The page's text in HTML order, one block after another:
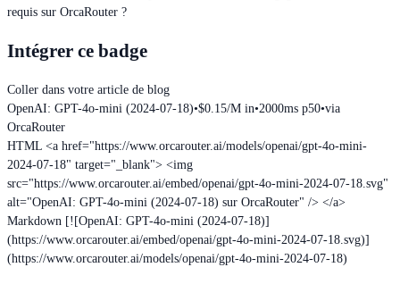
requis sur OrcaRouter ?
Intégrer ce badge
Coller dans votre article de blog
OpenAI: GPT-4o-mini (2024-07-18)•$0.15/M in•2000ms p50•via
OrcaRouter
HTML <a href="https://www.orcarouter.ai/models/openai/gpt-4o-mini-
2024-07-18" target="_blank"> <img
src="https://www.orcarouter.ai/embed/openai/gpt-4o-mini-2024-07-18.svg"
alt="OpenAI: GPT-4o-mini (2024-07-18) sur OrcaRouter" /> </a>
Markdown [![OpenAI: GPT-4o-mini (2024-07-18)]
(https://www.orcarouter.ai/embed/openai/gpt-4o-mini-2024-07-18.svg)]
(https://www.orcarouter.ai/models/openai/gpt-4o-mini-2024-07-18)